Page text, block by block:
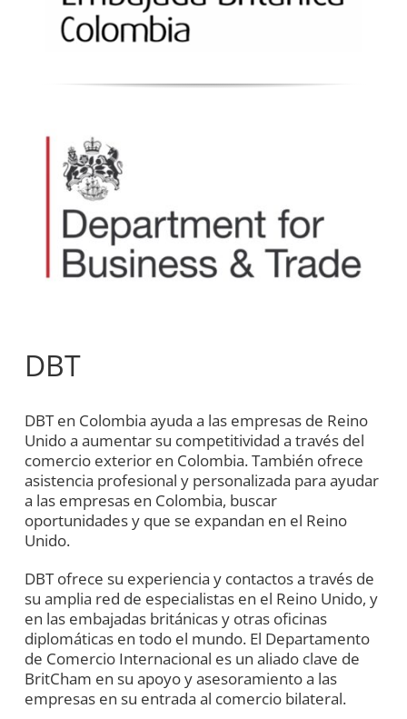
DBT
DBT en Colombia ayuda a las empresas de Reino
Unido a aumentar su competitividad a través del
comercio exterior en Colombia. También ofrece
asistencia profesional y personalizada para ayudar
a las empresas en Colombia, buscar
oportunidades y que se expandan en el Reino
Unido.
DBT ofrece su experiencia y contactos a través de
su amplia red de especialistas en el Reino Unido, y
en las embajadas británicas y otras oficinas
diplomáticas en todo el mundo. El Departamento
de Comercio Internacional es un aliado clave de
BritCham en su apoyo y asesoramiento a las
empresas en su entrada al comercio bilateral.